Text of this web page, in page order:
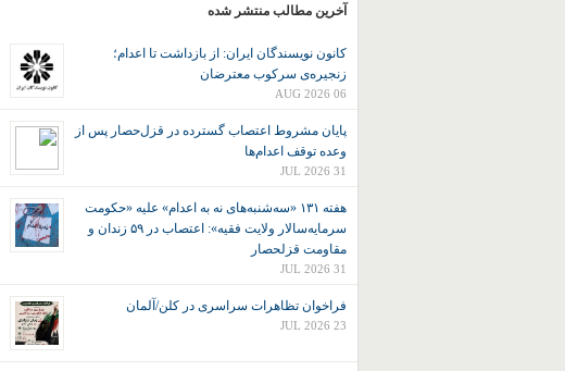
آخرین مطالب منتشر شده
کانون نويسندگان ايران: از بازداشت تا اعدام؛
زنجیره‌ی سرکوب معترضان
06 AUG 2026
پایان مشروط اعتصاب گسترده در قزل‌حصار پس از
وعده توقف اعدام‌ها
31 JUL 2026
هفته ۱۳۱ «سه‌شنبه‌های نه به اعدام» علیه «حکومت
سرمایه‌سالار ولایت فقیه»: اعتصاب در ۵۹ زندان و
مقاومت قزلحصار
31 JUL 2026
فراخوان تظاهرات سراسری در کلن/آلمان
23 JUL 2026